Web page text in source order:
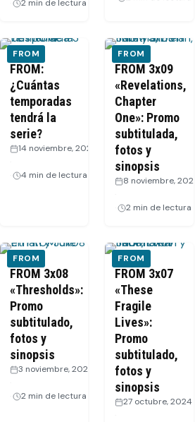
2 min de lectura
FROM
FROM:
¿Cuántas
temporadas
tendrá la
serie?
14 noviembre, 2024
4 min de lectura
FROM
FROM 3x09
«Revelations,
Chapter
One»: Promo
subtitulada,
fotos y
sinopsis
8 noviembre, 2024
2 min de lectura
FROM
FROM 3x08
«Thresholds»:
Promo
subtitulado,
fotos y
sinopsis
3 noviembre, 2024
2 min de lectura
FROM
FROM 3x07
«These
Fragile
Lives»:
Promo
subtitulado,
fotos y
sinopsis
27 octubre, 2024